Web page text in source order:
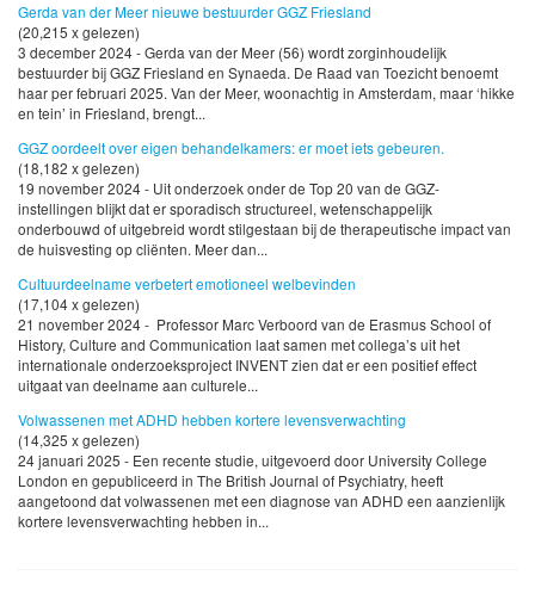
Gerda van der Meer nieuwe bestuurder GGZ Friesland
(20,215 x gelezen)
3 december 2024 - Gerda van der Meer (56) wordt zorginhoudelijk
bestuurder bij GGZ Friesland en Synaeda. De Raad van Toezicht benoemt
haar per februari 2025. Van der Meer, woonachtig in Amsterdam, maar ‘hikke
en tein’ in Friesland, brengt...
GGZ oordeelt over eigen behandelkamers: er moet iets gebeuren.
(18,182 x gelezen)
19 november 2024 - Uit onderzoek onder de Top 20 van de GGZ-
instellingen blijkt dat er sporadisch structureel, wetenschappelijk
onderbouwd of uitgebreid wordt stilgestaan bij de therapeutische impact van
de huisvesting op cliënten. Meer dan...
Cultuurdeelname verbetert emotioneel welbevinden
(17,104 x gelezen)
21 november 2024 - Professor Marc Verboord van de Erasmus School of
History, Culture and Communication laat samen met collega’s uit het
internationale onderzoeksproject INVENT zien dat er een positief effect
uitgaat van deelname aan culturele...
Volwassenen met ADHD hebben kortere levensverwachting
(14,325 x gelezen)
24 januari 2025 - Een recente studie, uitgevoerd door University College
London en gepubliceerd in The British Journal of Psychiatry, heeft
aangetoond dat volwassenen met een diagnose van ADHD een aanzienlijk
kortere levensverwachting hebben in...